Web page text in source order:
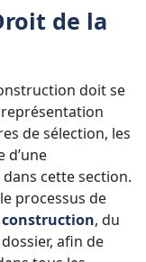
de la
doit se
de sélection, les
d’une
cette section.
processus de
, du
afin de